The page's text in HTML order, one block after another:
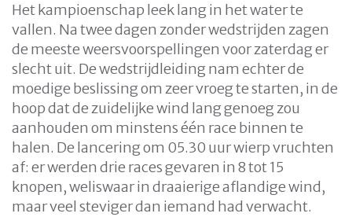
Het kampioenschap leek lang in het water te
vallen. Na twee dagen zonder wedstrijden zagen
de meeste weersvoorspellingen voor zaterdag er
slecht uit. De wedstrijdleiding nam echter de
moedige beslissing om zeer vroeg te starten, in de
hoop dat de zuidelijke wind lang genoeg zou
aanhouden om minstens één race binnen te
halen. De lancering om 05.30 uur wierp vruchten
af: er werden drie races gevaren in 8 tot 15
knopen, weliswaar in draaierige aflandige wind,
maar veel steviger dan iemand had verwacht.